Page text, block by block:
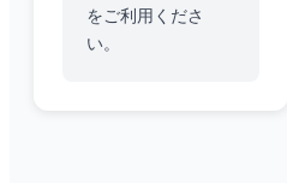
をご利用くださ
い。